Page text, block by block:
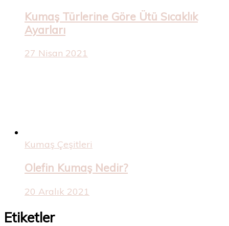
Kumaş Türlerine Göre Ütü Sıcaklık
Ayarları
27 Nisan 2021
Kumaş Çeşitleri
Olefin Kumaş Nedir?
20 Aralık 2021
Etiketler